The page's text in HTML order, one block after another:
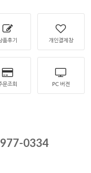
품후기 개인결제창
문조회 PC 버젼
0334